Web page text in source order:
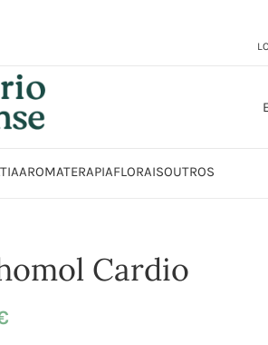
AROMATERAPIAFLORAISOUTROS
Cardio